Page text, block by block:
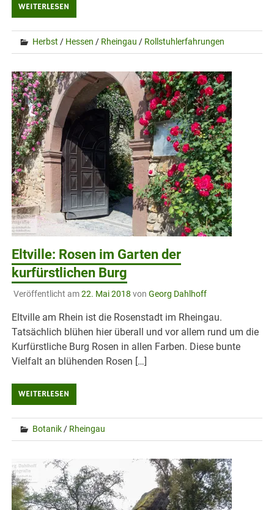
WEITERLESEN
Herbst / Hessen / Rheingau / Rollstuhlerfahrungen
Eltville: Rosen im Garten der
kurfürstlichen Burg
Veröffentlicht am22. Mai 2018 von Georg Dahlhoff
Eltville am Rhein ist die Rosenstadt im Rheingau.
Tatsächlich blühen hier überall und vor allem rund um die
Kurfürstliche Burg Rosen in allen Farben. Diese bunte
Vielfalt an blühenden Rosen […]
WEITERLESEN
Botanik/ Rheingau